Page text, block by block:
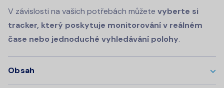
V závislosti na vašich potřebách můžete vyberte si
tracker, který poskytuje monitorování v reálném
čase nebo jednoduché vyhledávání polohy.
Obsah